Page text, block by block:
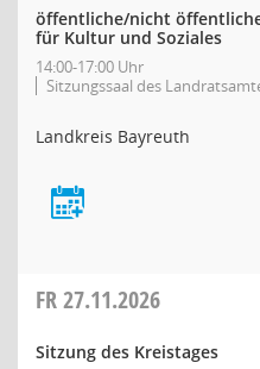
öffentliche/nicht
für Kultur und Soziales
14:00-17:00 Uhr
Sitzungssaal des
Landkreis Bayreuth
FR27.11.2026
Sitzung des Kreistages